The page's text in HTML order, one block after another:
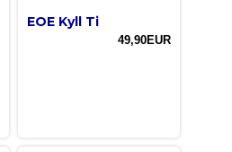
EOE Kyll Ti
49,90EUR